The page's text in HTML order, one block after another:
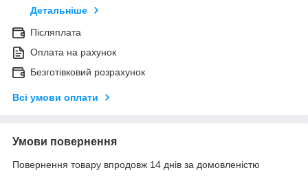
Детальніше
Післяплата
Оплата на рахунок
Безготівковий розрахунок
Всі умови оплати
Умови повернення
Повернення товару впродовж 14 днів за домовленістю